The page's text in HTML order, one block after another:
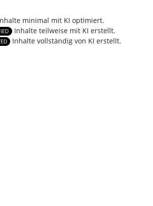
minimal mit KI optimiert.
Inhalte teilweise mit KI erstellt.
Inhalte vollständig von KI erstellt.